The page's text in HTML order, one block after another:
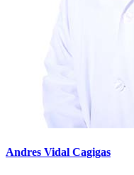
Andres Vidal Cagigas